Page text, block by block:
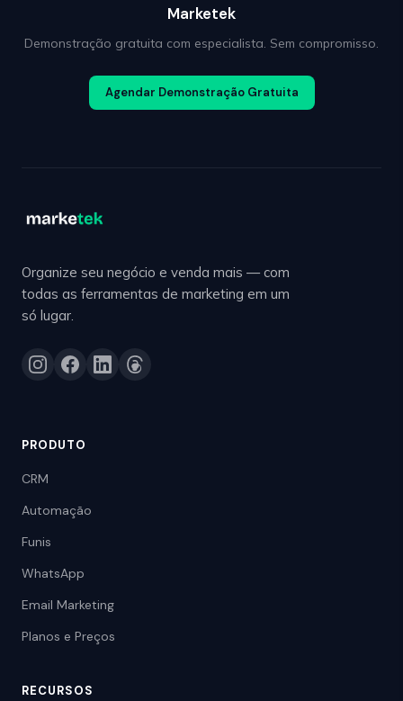
Marketek
Demonstração gratuita com especialista. Sem compromisso.
Agendar Demonstração Gratuita
Organize seu negócio e venda mais — com
todas as ferramentas de marketing em um
só lugar.
PRODUTO
CRM
Automação
Funis
WhatsApp
Email Marketing
Planos e Preços
RECURSOS